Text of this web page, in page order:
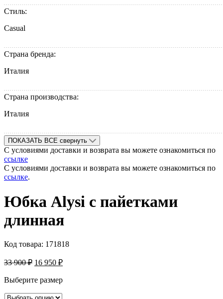
Стиль:
Casual
Страна бренда:
Италия
Страна производства:
Италия
ПОКАЗАТЬ ВСЕ свернуть
С условиями доставки и возврата вы можете ознакомиться по
ссылке
С условиями доставки и возврата вы можете ознакомиться по
ссылке.
Юбка Alysi с пайетками
длинная
Код товара: 171818
33 900₽ 16 950 ₽
Выберите размер